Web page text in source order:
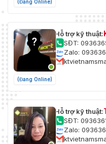
(Đang Online)
(Đang Online)
Hỗ trợ kỹ thuật:
SĐT:
Zalo:
Hỗ trợ kỹ thuật:
SĐT:
Zalo: